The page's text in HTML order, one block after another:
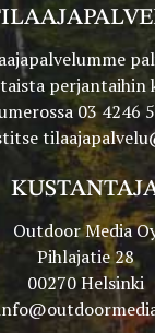
perjantaihin
03 4246
Outdoor Media
Pihlajatie 28
00270 Helsinki